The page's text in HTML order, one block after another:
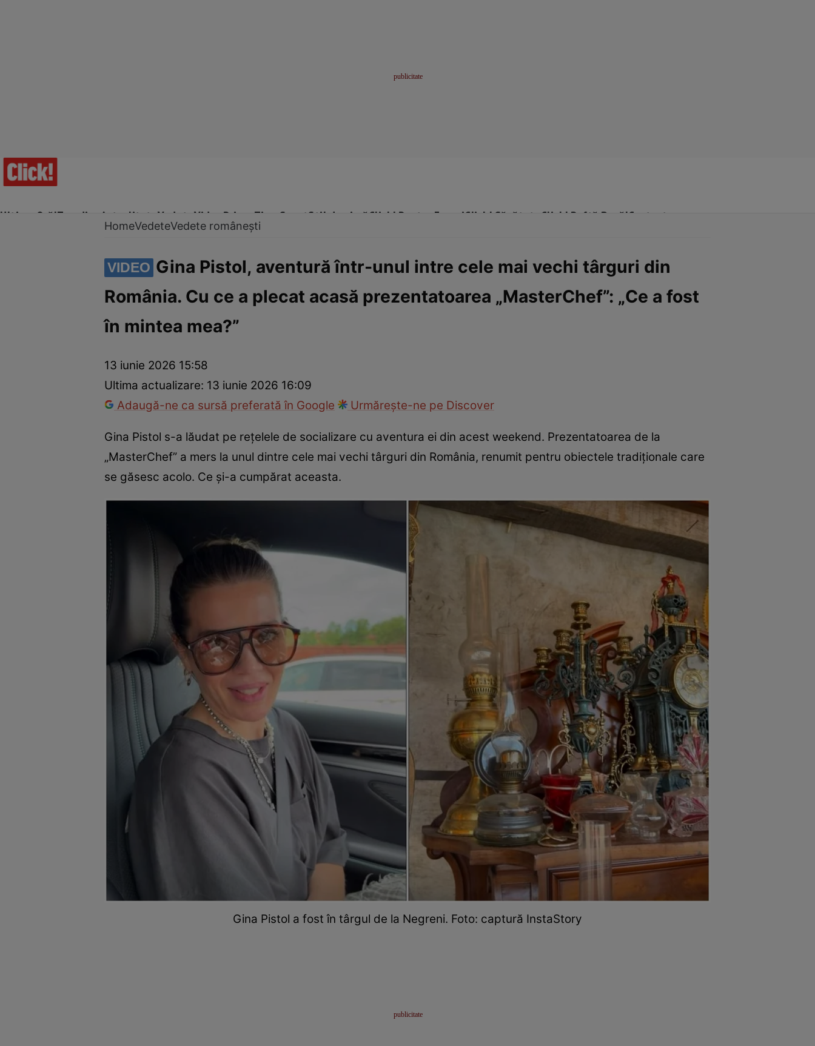
Ultima Oră!Trending Actualitate Vedete Video Prime Time SportStil de viațăClick! Pentru FemeiClick! Sănătate Click! Poftă Bună!Contact
Vedete internaționaleVedete româneștiInterviurile Click!Paparazzii Click!
HomeVedeteVedete românești
VIDEO Gina Pistol, aventură într-unul intre cele mai vechi târguri din
România. Cu ce a plecat acasă prezentatoarea „MasterChef”: „Ce a fost
în mintea mea?”
13 iunie 2026 15:58
Ultima actualizare: 13 iunie 2026 16:09
Adaugă-ne ca sursă preferată în Google
Urmărește-ne pe Discover
Gina Pistol s-a lăudat pe rețelele de socializare cu aventura ei din acest weekend. Prezentatoarea de la
„MasterChef” a mers la unul dintre cele mai vechi târguri din România, renumit pentru obiectele tradiționale care
se găsesc acolo. Ce și-a cumpărat aceasta.
Gina Pistol a fost în târgul de la Negreni. Foto: captură InstaStory